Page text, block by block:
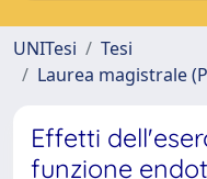
UNITesi
Tesi
Laurea magistrale
Effetti
funzione